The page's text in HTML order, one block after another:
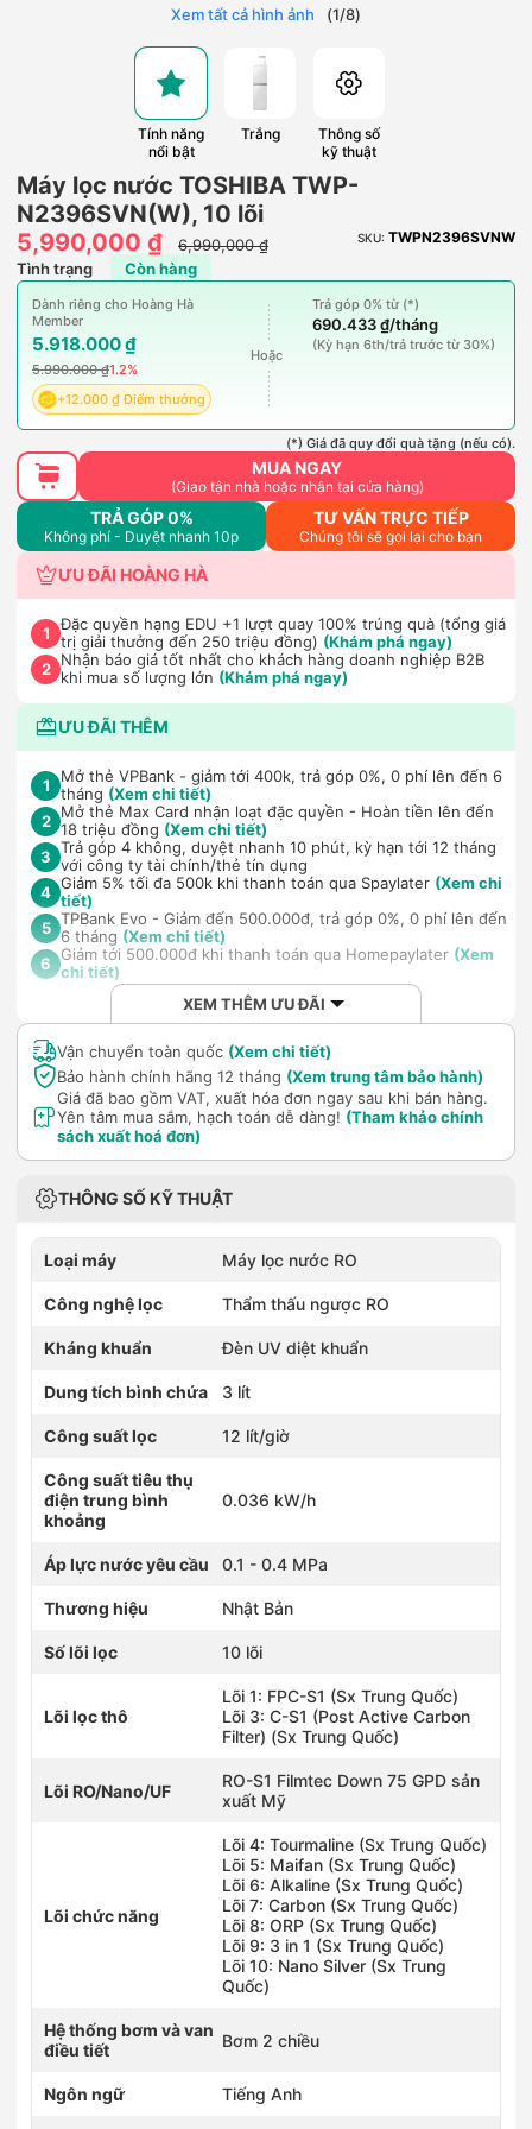
Xem tất cả hình ảnh (1/8)
Tính năng
nổi bật
Trắng
Thông số
kỹ thuật
Máy lọc nước TOSHIBA TWP-
N2396SVN(W), 10 lõi
5,990,000 ₫
6,990,000 ₫ SKU: TWPN2396SVNW
Tình trạng Còn hàng
Dành riêng cho Hoàng Hà
Member
5.918.000 ₫
5.990.000 ₫1.2%
+12.000 ₫ Điểm thưởng
Hoặc
Trả góp 0% từ (*)
690.433 ₫/tháng
(Kỳ hạn 6th/trả trước từ 30%)
(*) Giá đã quy đổi quà tặng (nếu có).
MUA NGAY
(Giao tận nhà hoặc nhận tại cửa hàng)
TRẢ GÓP 0%
Không phí - Duyệt nhanh 10p
TƯ VẤN TRỰC TIẾP
Chúng tôi sẽ gọi lại cho bạn
ƯU ĐÃI HOÀNG HÀ
1
Đặc quyền hạng EDU +1 lượt quay 100% trúng quà (tổng giá
trị giải thưởng đến 250 triệu đồng) (Khám phá ngay)
2 Nhận báo giá tốt nhất cho khách hàng doanh nghiệp B2B
khi mua số lượng lớn (Khám phá ngay)
ƯU ĐÃI THÊM
1
Mở thẻ VPBank - giảm tới 400k, trả góp 0%, 0 phí lên đến 6
tháng (Xem chi tiết)
2 Mở thẻ Max Card nhận loạt đặc quyền - Hoàn tiền lên đến
18 triệu đồng (Xem chi tiết)
3 Trả góp 4 không, duyệt nhanh 10 phút, kỳ hạn tới 12 tháng
với công ty tài chính/thẻ tín dụng
4 Giảm 5% tối đa 500k khi thanh toán qua Spaylater (Xem chi
tiết)
5 TPBank Evo - Giảm đến 500.000đ, trả góp 0%, 0 phí lên đến
6 tháng (Xem chi tiết)
6
Giảm tới 500.000đ khi thanh toán qua Homepaylater (Xem
chi tiết)
XEM THÊM ƯU ĐÃI
Vận chuyển toàn quốc (Xem chi tiết)
Bảo hành chính hãng 12 tháng (Xem trung tâm bảo hành)
Giá đã bao gồm VAT, xuất hóa đơn ngay sau khi bán hàng.
Yên tâm mua sắm, hạch toán dễ dàng! (Tham khảo chính
sách xuất hoá đơn)
THÔNG SỐ KỸ THUẬT
Loại máy Máy lọc nước RO
Công nghệ lọc Thẩm thấu ngược RO
Kháng khuẩn Đèn UV diệt khuẩn
Dung tích bình chứa 3 lít
Công suất lọc 12 lít/giờ
Công suất tiêu thụ
điện trung bình
khoảng
0.036 kW/h
Áp lực nước yêu cầu 0.1 - 0.4 MPa
Thương hiệu Nhật Bản
Số lõi lọc 10 lõi
Lõi lọc thô
Lõi 1: FPC-S1 (Sx Trung Quốc)
Lõi 3: C-S1 (Post Active Carbon
Filter) (Sx Trung Quốc)
Lõi RO/Nano/UF
RO-S1 Filmtec Down 75 GPD sản
xuất Mỹ
Lõi chức năng
Lõi 4: Tourmaline (Sx Trung Quốc)
Lõi 5: Maifan (Sx Trung Quốc)
Lõi 6: Alkaline (Sx Trung Quốc)
Lõi 7: Carbon (Sx Trung Quốc)
Lõi 8: ORP (Sx Trung Quốc)
Lõi 9: 3 in 1 (Sx Trung Quốc)
Lõi 10: Nano Silver (Sx Trung
Quốc)
Hệ thống bơm và van
điều tiết
Bơm 2 chiều
Ngôn ngữ Tiếng Anh